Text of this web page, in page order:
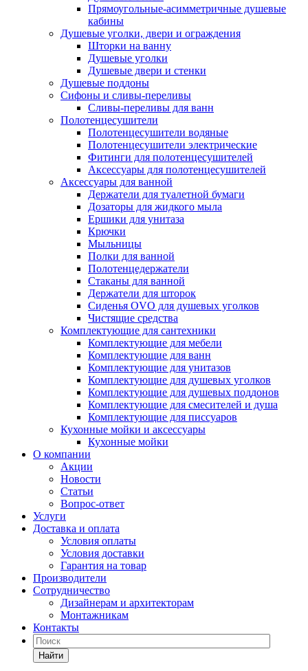
Прямоугольные-асимметричные душевые
кабины
Душевые уголки, двери и ограждения
Шторки на ванну
Душевые уголки
Душевые двери и стенки
Душевые поддоны
Сифоны и сливы-переливы
Сливы-переливы для ванн
Полотенцесушители
Полотенцесушители водяные
Полотенцесушители электрические
Фитинги для полотенцесушителей
Аксессуары для полотенцесушителей
Аксессуары для ванной
Держатели для туалетной бумаги
Дозаторы для жидкого мыла
Ершики для унитаза
Крючки
Мыльницы
Полки для ванной
Полотенцедержатели
Стаканы для ванной
Держатели для шторок
Сиденья OVO для душевых уголков
Чистящие средства
Комплектующие для сантехники
Комплектующие для мебели
Комплектующие для ванн
Комплектующие для унитазов
Комплектующие для душевых уголков
Комплектующие для душевых поддонов
Комплектующие для смесителей и душа
Комплектующие для писсуаров
Кухонные мойки и аксессуары
Кухонные мойки
О компании
Акции
Новости
Статьи
Вопрос-ответ
Услуги
Доставка и оплата
Условия оплаты
Условия доставки
Гарантия на товар
Производители
Сотрудничество
Дизайнерам и архитекторам
Монтажникам
Контакты
Найти